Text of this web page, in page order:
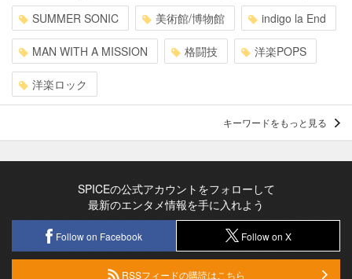
SUMMER SONIC 美術館/博物館 indigo la End
MAN WITH A MISSION 格闘技 洋楽POPS
洋楽ロック
キーワードをもっと見る
SPICEの公式アカウントをフォローして
最新のエンタメ情報を手に入れよう
Follow on Facebook Follow on X
RSSフィードの購読はこちら